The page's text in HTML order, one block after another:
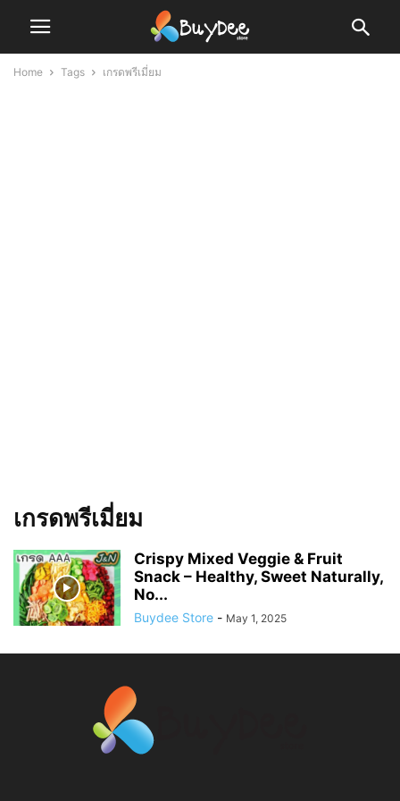
Home Tags เกรดพรีเมี่ยม
เกรดพรีเมี่ยม
Crispy Mixed Veggie & Fruit
Snack – Healthy, Sweet Naturally,
No...
Buydee Store - May 1, 2025